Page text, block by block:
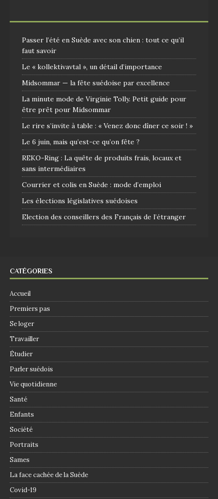
Passer l’été en Suède avec son chien : tout ce qu’il
faut savoir
Le « kollektivavtal », un détail d’importance
Midsommar — la fête suédoise par excellence
La minute mode de Virginie Tolly. Petit guide pour
être prêt pour Midsommar
Le rire s’invite à table : « Venez donc dîner ce soir ! »
Le 6 juin, mais qu’est-ce qu’on fête ?
REKO-Ring : La quête de produits frais, locaux et
sans intermédiaires
Courrier et colis en Suède : mode d’emploi
Les élections législatives suédoises
Election des conseillers des Français de l’étranger
CATÉGORIES
Accueil
Premiers pas
Se loger
Travailler
Étudier
Parler suédois
Vie quotidienne
Santé
Enfants
Société
Portraits
Sames
La face cachée de la Suède
Covid-19